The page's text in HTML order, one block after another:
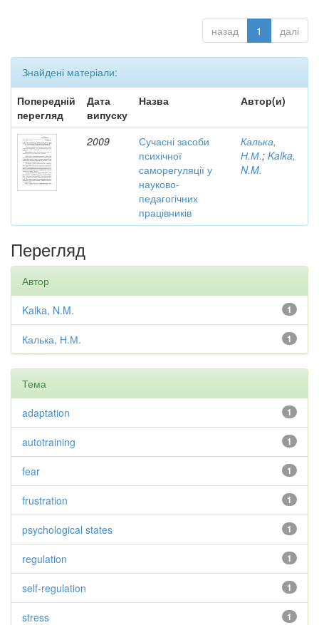
назад 1 далі
Знайдені матеріали:
Попередній
перегляд
Дата
випуску
Назва Автор(и)
2009
Сучасні засоби
психічної
саморегуляції у
науково-
педагогічних
працівників
Калька,
Н.М.; Kalka,
N.M.
Перегляд
Автор
1
Kalka, N.M.
1
Калька, Н.М.
Тема
1
adaptation
1
autotraining
1
fear
1
frustration
1
psychological states
1
regulation
1
self-regulation
1
stress